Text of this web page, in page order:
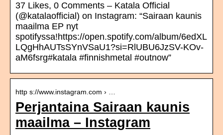
37 Likes, 0 Comments – Katala Official
(@katalaofficial) on Instagram: “Sairaan kaunis
maailma EP nyt
spotifyssa!https://open.spotify.com/album/6edXL
LQgHhAUTsSYnVSaU1?si=RlUBU6JzSV-KOv-
aM6fsrg#katala #finnishmetal #outnow”
http s://www.instagram.com › …
Perjantaina Sairaan kaunis
maailma – Instagram